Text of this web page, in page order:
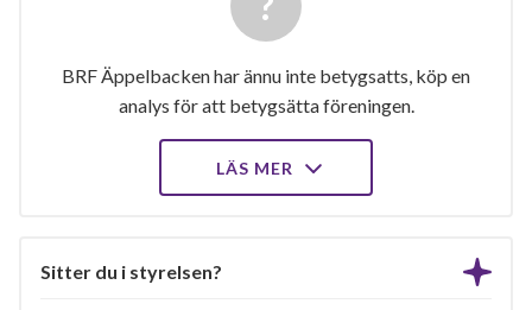
BRF Äppelbacken har ännu inte betygsatts, köp en
analys för att betygsätta föreningen.
LÄS MER
Sitter du i styrelsen?